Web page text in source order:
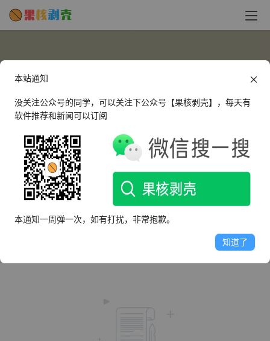
9992
这个人很懒，什么都没有留下～
本站通知
没关注公众号的同学，可以关注下公众号【果核剥壳】，每天有
软件推荐和新闻可以订阅
本通知一周弹一次，如有打扰，非常抱歉。
知道了